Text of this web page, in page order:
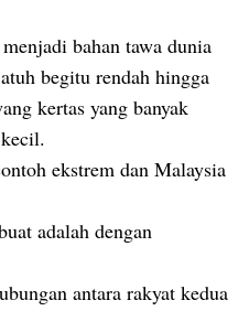
bahan tawa dunia
begitu rendah hingga
kertas yang banyak
ekstrem dan Malaysia
adalah dengan
antara rakyat kedua